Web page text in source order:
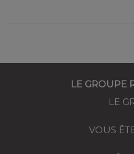
LE GROUPE
LE
VOUS